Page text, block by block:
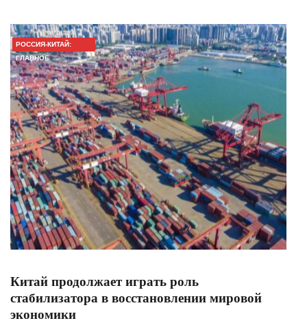
РОССИЯ-КИТАЙ:
ГЛАВНОЕ
Китай продолжает играть роль
стабилизатора в восстановлении мировой
экономики